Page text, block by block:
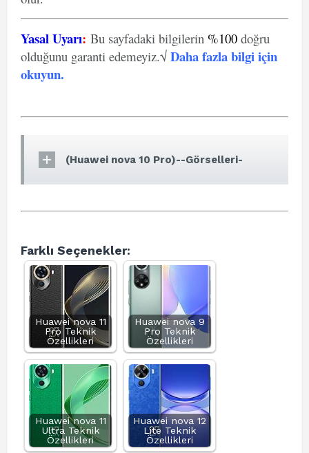
Yasal Uyarı: Bu sayfadaki bilgilerin %100 doğru
olduğunu garanti edemeyiz.√ Daha fazla bilgi için
okuyun.
(Huawei nova 10 Pro)--Görselleri-
Farklı Seçenekler:
Huawei nova 11
Pro Teknik
Özellikleri
Huawei nova 9
Pro Teknik
Özellikleri
Huawei nova 11
Ultra Teknik
Özellikleri
Huawei nova 12
Lite Teknik
Özellikleri